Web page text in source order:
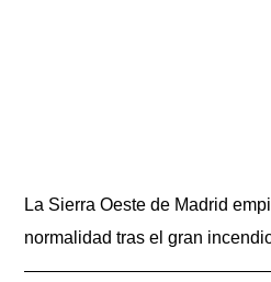
La Sierra Oeste de Madrid
normalidad tras el gran